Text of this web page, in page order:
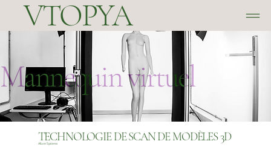
VTOPYA
TECHNOLOGIE DE SCAN DE MODÈLES 3D
Allure Systems
Mannequin virtuel